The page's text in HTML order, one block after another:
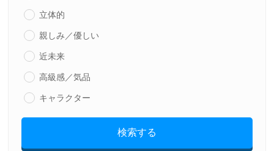
立体的
親しみ／優しい
近未来
高級感／気品
キャラクター
検索する